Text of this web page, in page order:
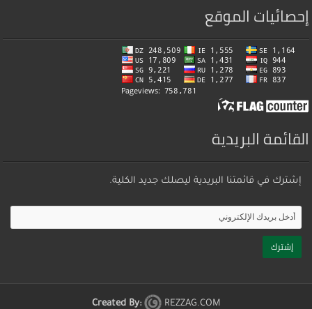
إحصائيات الموقع
القائمة البريدية
إشترك في قائمتنا البريدية ليصلك جديد الكلية.
Created By: REZZAG.COM